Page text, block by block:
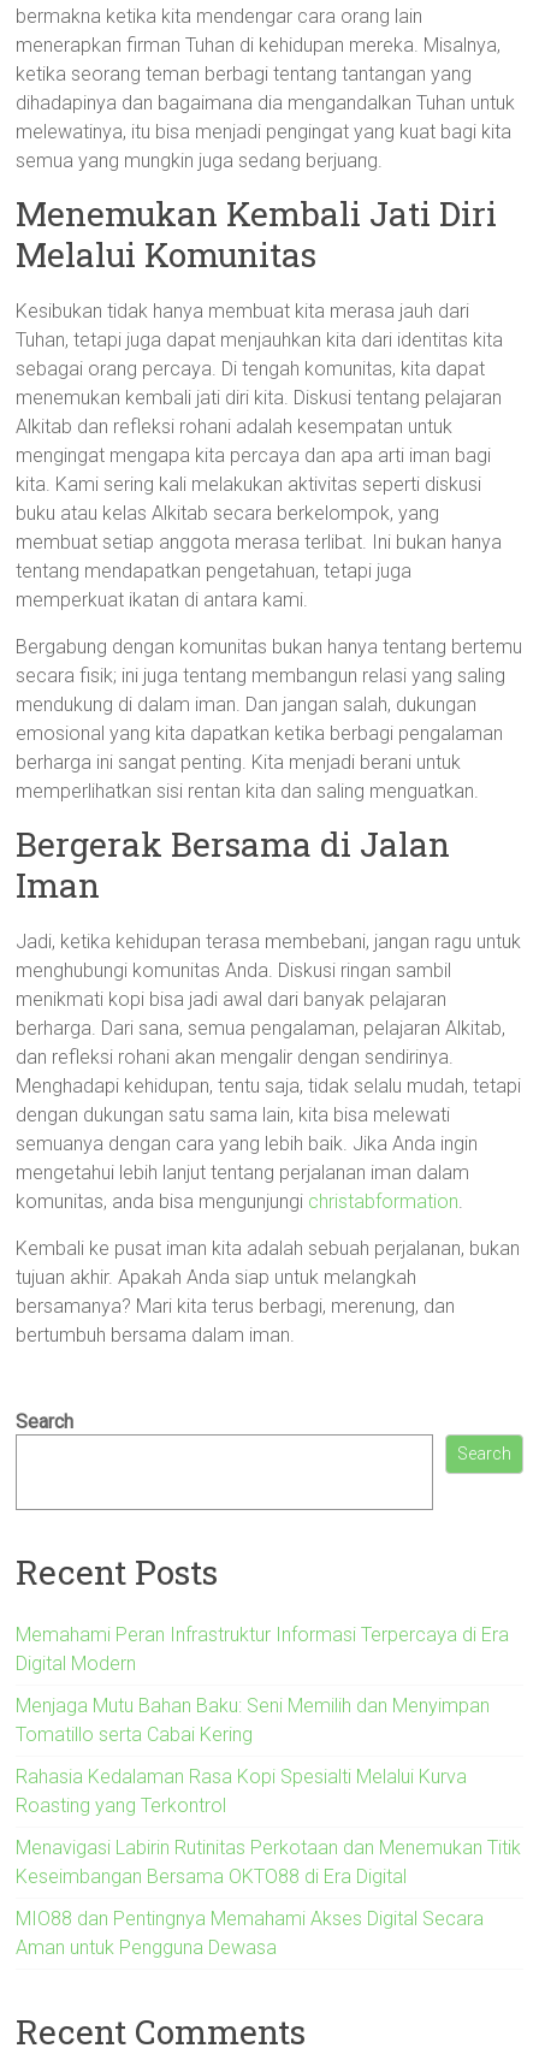
bermakna ketika kita mendengar cara orang lain
menerapkan firman Tuhan di kehidupan mereka. Misalnya,
ketika seorang teman berbagi tentang tantangan yang
dihadapinya dan bagaimana dia mengandalkan Tuhan untuk
melewatinya, itu bisa menjadi pengingat yang kuat bagi kita
semua yang mungkin juga sedang berjuang.
Menemukan Kembali Jati Diri
Melalui Komunitas
Kesibukan tidak hanya membuat kita merasa jauh dari
Tuhan, tetapi juga dapat menjauhkan kita dari identitas kita
sebagai orang percaya. Di tengah komunitas, kita dapat
menemukan kembali jati diri kita. Diskusi tentang pelajaran
Alkitab dan refleksi rohani adalah kesempatan untuk
mengingat mengapa kita percaya dan apa arti iman bagi
kita. Kami sering kali melakukan aktivitas seperti diskusi
buku atau kelas Alkitab secara berkelompok, yang
membuat setiap anggota merasa terlibat. Ini bukan hanya
tentang mendapatkan pengetahuan, tetapi juga
memperkuat ikatan di antara kami.
Bergabung dengan komunitas bukan hanya tentang bertemu
secara fisik; ini juga tentang membangun relasi yang saling
mendukung di dalam iman. Dan jangan salah, dukungan
emosional yang kita dapatkan ketika berbagi pengalaman
berharga ini sangat penting. Kita menjadi berani untuk
memperlihatkan sisi rentan kita dan saling menguatkan.
Bergerak Bersama di Jalan
Iman
Jadi, ketika kehidupan terasa membebani, jangan ragu untuk
menghubungi komunitas Anda. Diskusi ringan sambil
menikmati kopi bisa jadi awal dari banyak pelajaran
berharga. Dari sana, semua pengalaman, pelajaran Alkitab,
dan refleksi rohani akan mengalir dengan sendirinya.
Menghadapi kehidupan, tentu saja, tidak selalu mudah, tetapi
dengan dukungan satu sama lain, kita bisa melewati
semuanya dengan cara yang lebih baik. Jika Anda ingin
mengetahui lebih lanjut tentang perjalanan iman dalam
komunitas, anda bisa mengunjungi christabformation.
Kembali ke pusat iman kita adalah sebuah perjalanan, bukan
tujuan akhir. Apakah Anda siap untuk melangkah
bersamanya? Mari kita terus berbagi, merenung, dan
bertumbuh bersama dalam iman.
Search
Search
Recent Posts
Memahami Peran Infrastruktur Informasi Terpercaya di Era
Digital Modern
Menjaga Mutu Bahan Baku: Seni Memilih dan Menyimpan
Tomatillo serta Cabai Kering
Rahasia Kedalaman Rasa Kopi Spesialti Melalui Kurva
Roasting yang Terkontrol
Menavigasi Labirin Rutinitas Perkotaan dan Menemukan Titik
Keseimbangan Bersama OKTO88 di Era Digital
MIO88 dan Pentingnya Memahami Akses Digital Secara
Aman untuk Pengguna Dewasa
Recent Comments